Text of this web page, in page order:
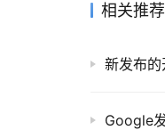
相关推荐
新发布
Google